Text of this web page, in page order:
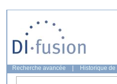
Recherche avancée Historique